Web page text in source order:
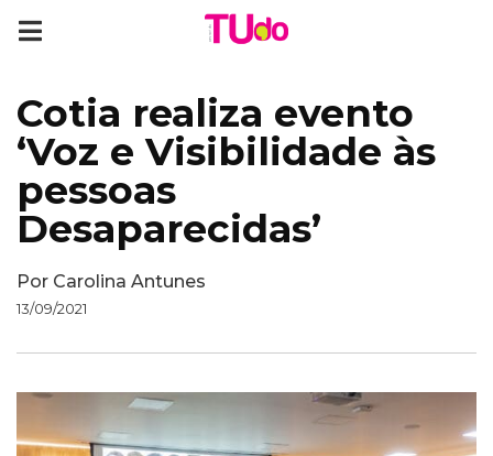
Cotia realiza evento
‘Voz e Visibilidade às
pessoas
Desaparecidas’
Por Carolina Antunes
13/09/2021